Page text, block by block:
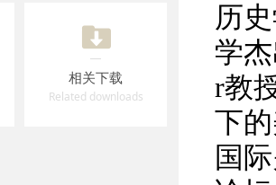
相关下载
Related downloads
历
学
r教
下
国